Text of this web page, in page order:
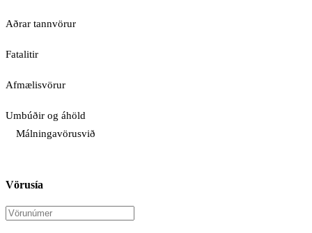
Aðrar tannvörur
Fatalitir
Afmælisvörur
Umbúðir og áhöld
Málningavörusvið
Vörusía